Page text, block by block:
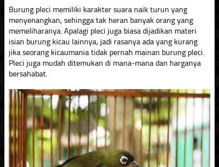
Burung pleci memiliki karakter suara naik turun yang
menyenangkan, sehingga tak heran banyak orang yang
memeliharanya. Apalagi pleci juga biasa dijadikan materi
isian burung kicau lainnya, jadi rasanya ada yang kurang
jika seorang kicaumania tidak pernah mainan burung pleci.
Pleci juga mudah ditemukan di mana-mana dan harganya
bersahabat.